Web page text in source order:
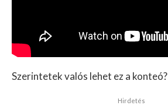
Szerintetek valós lehet ez a konteó?
Hirdetés